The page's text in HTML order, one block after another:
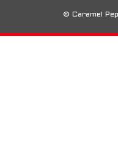
© Caramel